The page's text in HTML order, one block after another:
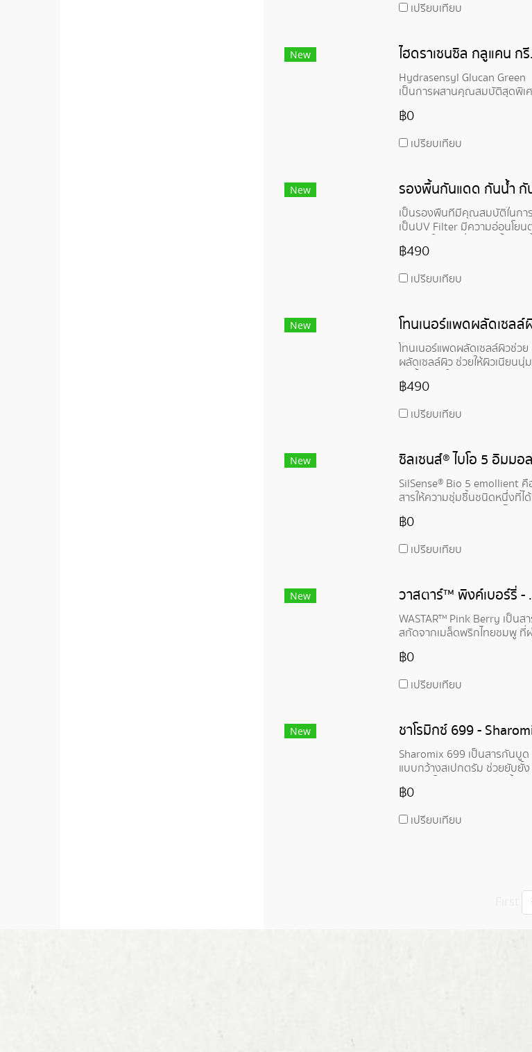
ผลิตเมลาโทนินในเซลล์ผิวหนัง ส่
ระบบป้องกันผิว ทำให้ผิวดูผ่อน
เปรียบเทียบ
New ไฮดร
Hydrasensyl Glucan Green
เป็นการผสานคุณสมบัติสุดพิเ
ของ Hyaluronic Acid และ
Collagen รวมเป็นหนึ่งตอบโจทย์
ระคายเคือง ด้วยเบต้ากลูแคนสุด
Collagen+Hyazz ชุ่มขึ้นกว่า
Hyaluronic acid ถึง 80% ล๊อ
ความชุ่มชื้นต่อเนืองถึง 14 วันแม้
หยุดใช้แล้ว
฿0
เปรียบเทียบ
New
เป็นรองพื้นที่มีคุณสมบัติในการ
เป็นUV Filter มีความอ่อนโยน
ผิว ช่วยให้ผิวดูอิ่มฟู ชุ่มชื้น อีกทั้ง
ยังกันน้ำ กันเหงื่อติดทนตลอดทั้
฿490
เปรียบเทียบ
New
โทนเนอร์แพดผลัดเซลล์ผิวช่วย
ผลัดเซลล์ผิว ช่วยให้ผิวเนียนนุ่ม
ชุ่มชื้น ช่วยในการสร้าง Collagen
และล็อกความชุ่มชื้นในผิว
฿490
เปรียบเทียบ
New
SilSense® Bio 5 emollient คื
สารให้ความชุ่มชื้นชนิดหนึ่งที่ไ
จากธรรมชาติ ย่อยสลายได้ง่าย
บริสุทธิ์ และระเหยง่าย สามารถใช้
Cyclopentasiloxane D5 ใน
฿0
เปรียบเทียบ
New วาสตาร์
WASTAR™ Pink Berry เป็นส
สกัดจากเมล็ดพริกไทยชมพู ที่
กรรมวิธีการ Upcycling สารสกั
นี้ อุดมไปด้วยไบฟลาโวนอยด์ ซึ่ง
เคืองหนังศีรษะ โดยเฉพาะอย่าง
฿0
เปรียบเทียบ
New
Sharomix 699 เป็นสารกันบูด
แบบกว้างสเปกตรัม ช่วยยับยั้ง
การเติบโตของแบคทีเรีย เชื้อรา
และยีสต์ มีส่วนผสมที่เรียบง่ายแล
เป็นอันตราย ส่วนประกอบทั้งหม
฿0
เปรียบเทียบ